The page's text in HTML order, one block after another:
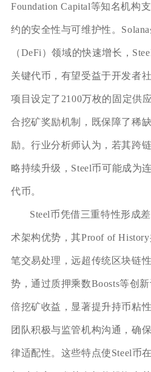
Foundation Capital等知名机构
约的安全性与可维护性。
（DeFi）领域的快速增长，
关键代币，有望受益于开发者
项目设定了2100万枚的固定供
合挖矿奖励机制，既保障了稀
励。行业分析师认为，若其跨
略持续升级，Steel币可能成为
代币。
Steel币凭借三重特性形成
术架构优势，其Proof of
笔交易处理，远超传统区块链
势，通过质押乘数Boosts等创
倍挖矿收益，显著提升持币粘
团队积极与监管机构沟通，确
律适配性。这些特点使Steel币